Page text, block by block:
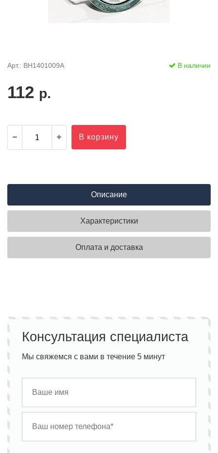
Арт.: BH1401009A В наличии
112 р.
В корзину
Описание
Характеристики
Оплата и доставка
Консультация специалиста
Мы свяжемся с вами в течение 5 минут